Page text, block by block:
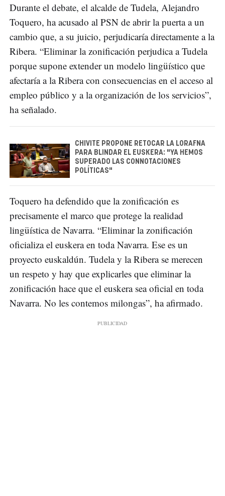
Durante el debate, el alcalde de Tudela, Alejandro
Toquero, ha acusado al PSN de abrir la puerta a un
cambio que, a su juicio, perjudicaría directamente a la
Ribera. “Eliminar la zonificación perjudica a Tudela
porque supone extender un modelo lingüístico que
afectaría a la Ribera con consecuencias en el acceso al
empleo público y a la organización de los servicios”,
ha señalado.
CHIVITE PROPONE RETOCAR LA LORAFNA
PARA BLINDAR EL EUSKERA: "YA HEMOS
SUPERADO LAS CONNOTACIONES
POLÍTICAS"
Toquero ha defendido que la zonificación es
precisamente el marco que protege la realidad
lingüística de Navarra. “Eliminar la zonificación
oficializa el euskera en toda Navarra. Ese es un
proyecto euskaldún. Tudela y la Ribera se merecen
un respeto y hay que explicarles que eliminar la
zonificación hace que el euskera sea oficial en toda
Navarra. No les contemos milongas”, ha afirmado.